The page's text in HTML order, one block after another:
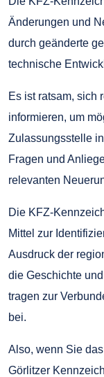
Änderungen und
durch geänderte
technische
Es ist ratsam, sich
informieren, um
Zulassungsstelle
Fragen und
relevanten
Die KFZ-
Mittel zur
Ausdruck der
die Geschichte
tragen zur
bei.
Also, wenn Sie
Görlitzer